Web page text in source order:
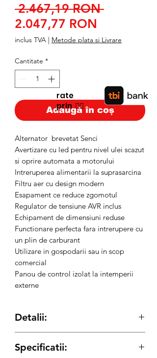
2.467,19 RON Preț
2.047,77 RON
redus
inclus TVA | Metode plata si Livrare
Cantitate *
Adaugă în coș
Alternator brevetat Senci
Avertizare cu led pentru nivel ulei scazut
si oprire automata a motorului
Intreruperea alimentarii la suprasarcina
Filtru aer cu design modern
Esapament ce reduce zgomotul
Regulator de tensiune AVR inclus
Echipament de dimensiuni reduse
Functionare perfecta fara intrerupere cu
un plin de carburant
Utilizare in gospodarii sau in scop
comercial
Panou de control izolat la intemperii
externe
Detalii:
Generator de curent monofazic
Specificatii:
rate
prin👉🏿